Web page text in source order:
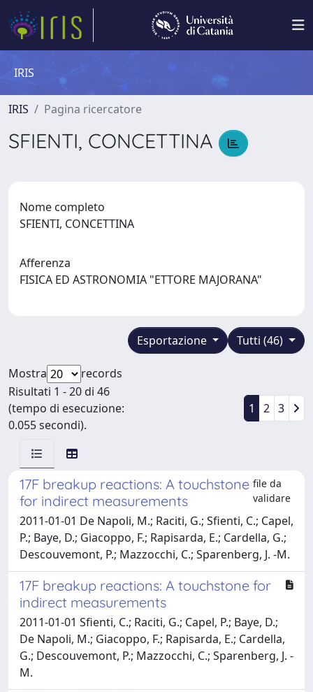
IRIS
IRIS Pagina ricercatore
SFIENTI, CONCETTINA
Nome completo
SFIENTI, CONCETTINA
Afferenza
FISICA ED ASTRONOMIA "ETTORE MAJORANA"
Tutti (46)
Esportazione
Mostra
records
Risultati 1 - 20 di 46
(tempo di esecuzione:
0.055 secondi).
1 2 3
17F breakup reactions: A touchstone
for indirect measurements
file da
validare
2011-01-01 De Napoli, M.; Raciti, G.; Sfienti, C.; Capel,
P.; Baye, D.; Giacoppo, F.; Rapisarda, E.; Cardella, G.;
Descouvemont, P.; Mazzocchi, C.; Sparenberg, J. -M.
17F breakup reactions: A touchstone for
indirect measurements
2011-01-01 Sfienti, C.; Raciti, G.; Capel, P.; Baye, D.;
De Napoli, M.; Giacoppo, F.; Rapisarda, E.; Cardella,
G.; Descouvemont, P.; Mazzocchi, C.; Sparenberg, J. -
M.